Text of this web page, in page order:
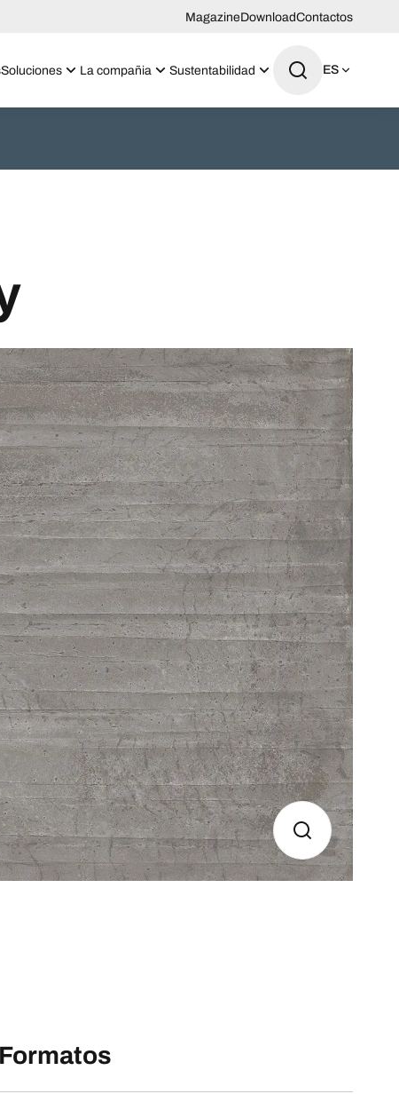
MagazineDownloadContactos
Soluciones La compañia Sustentabilidad ES
Formatos